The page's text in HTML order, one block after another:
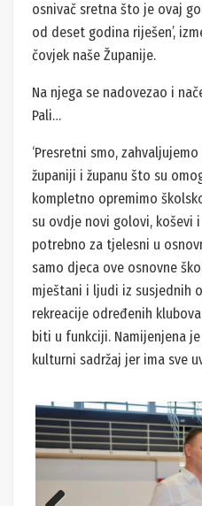
osnivač sretna što je ovaj
od deset godina riješen’,
čovjek naše Županije.
Na njega se nadovezao i
Pali…
‘Presretni smo,
županiji i županu što su
kompletno opremimo
su ovdje novi golovi, koševi
potrebno za tjelesni u
samo djeca ove osnovne
mještani i ljudi iz susjednih
rekreacije određenih
biti u funkciji. Namijenjena
kulturni sadržaj jer ima sve